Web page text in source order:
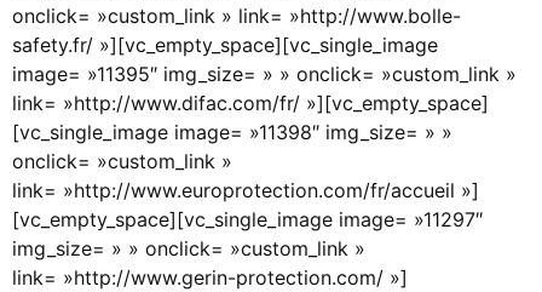
onclick= »custom_link » link= »http://www.bolle-
safety.fr/ »][vc_empty_space][vc_single_image
image= »11395″ img_size= » » onclick= »custom_link »
link= »http://www.difac.com/fr/ »][vc_empty_space]
[vc_single_image image= »11398″ img_size= » »
onclick= »custom_link »
link= »http://www.europrotection.com/fr/accueil »]
[vc_empty_space][vc_single_image image= »11297″
img_size= » » onclick= »custom_link »
link= »http://www.gerin-protection.com/ »]